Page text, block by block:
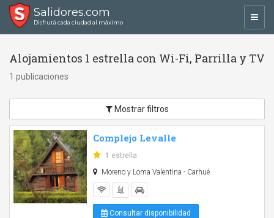
Salidores.com
Disfrutá cada ciudad al máximo
Alojamientos 1 estrella con Wi-Fi, Parrilla y TV
1 publicaciones
Mostrar filtros
Complejo Levalle
1 estrella
Moreno y Loma Valentina - Carhué
Consultar disponibilidad